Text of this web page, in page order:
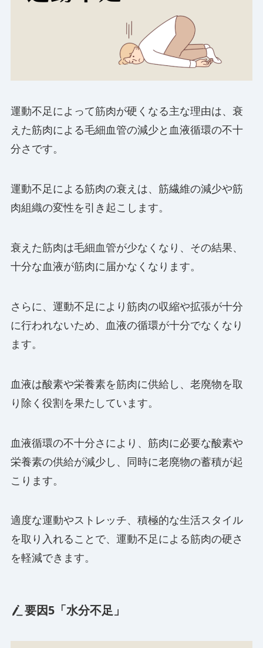
運動不足によって筋肉が硬くなる主な理由は、衰
えた筋肉による毛細血管の減少と血液循環の不十
分さです。
運動不足による筋肉の衰えは、筋繊維の減少や筋
肉組織の変性を引き起こします。
衰えた筋肉は毛細血管が少なくなり、その結果、
十分な血液が筋肉に届かなくなります。
さらに、運動不足により筋肉の収縮や拡張が十分
に行われないため、血液の循環が十分でなくなり
ます。
血液は酸素や栄養素を筋肉に供給し、老廃物を取
り除く役割を果たしています。
血液循環の不十分さにより、筋肉に必要な酸素や
栄養素の供給が減少し、同時に老廃物の蓄積が起
こります。
適度な運動やストレッチ、積極的な生活スタイル
を取り入れることで、運動不足による筋肉の硬さ
を軽減できます。
要因5「水分不足」